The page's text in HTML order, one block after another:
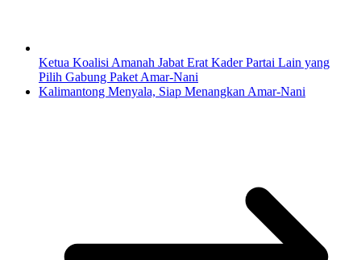
Ketua Koalisi Amanah Jabat Erat Kader Partai Lain yang
Pilih Gabung Paket Amar-Nani
Kalimantong Menyala, Siap Menangkan Amar-Nani